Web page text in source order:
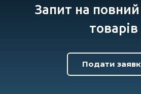
Запит на
товарів
Подати